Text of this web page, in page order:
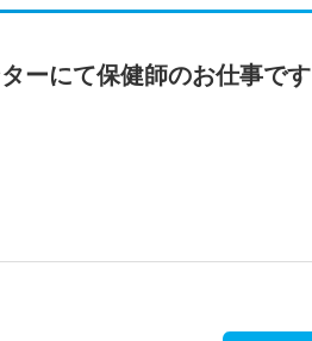
ーにて保健師のお仕事です